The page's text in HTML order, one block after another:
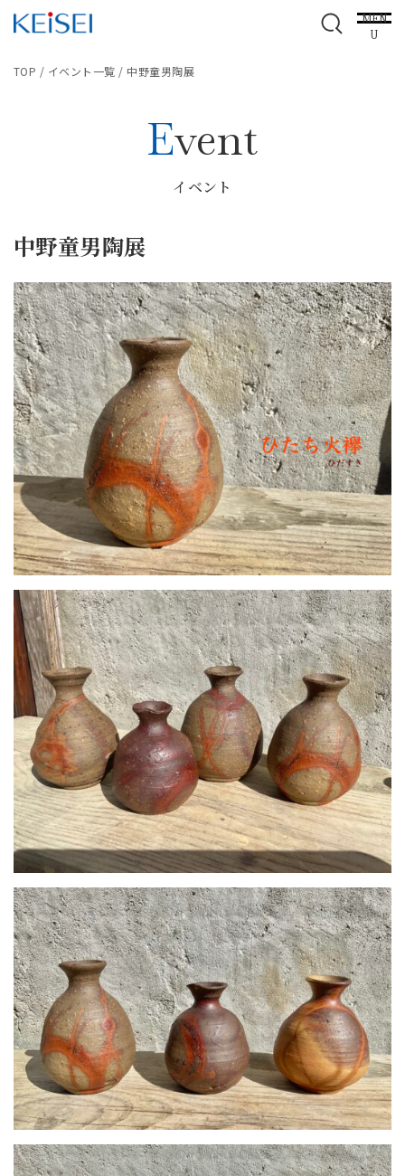
MEN
U
TOP / イベント一覧 / 中野童男陶展
Event
イベント
中野童男陶展